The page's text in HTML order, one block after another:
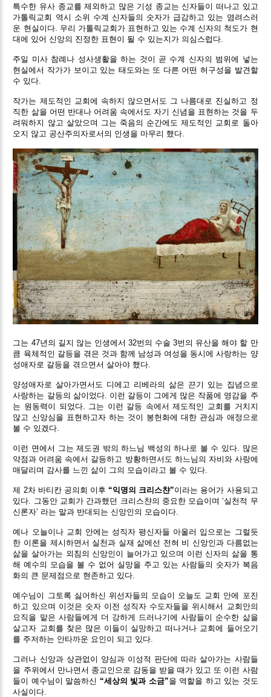
특수한 유사 종교를 제외하고 많은 기성 종교는 신자들이 떠나고 있고
가톨릭교회 역시 소위 수계 신자들의 숫자가 급감하고 있는 염려스러
운 현실이다. 우리 가톨릭교회가 표현하고 있는 수계 신자의 척도가 현
대에 있어 신앙의 진정한 표현이 될 수 있는지가 의심스럽다.
주일 미사 참례나 성사생활을 하는 것이 곧 수계 신자의 범위에 넣는
현실에서 작가가 보이고 있는 태도와는 또 다른 어떤 허구성을 발견할
수 있다.
작가는 제도적인 교회에 속하지 않으면서도 그 나름대로 진실하고 정
직한 삶을 어떤 반대나 어려움 속에서도 자기 신념을 표현하는 것을 두
려워하지 않고 살았으며 그는 죽음의 순간에도 제도적인 교회로 돌아
오지 않고 공산주의자로서의 인생을 마무리 했다.
그는 47년의 길지 않는 인생에서 32번의 수술 3번의 유산을 해야 할 만
큼 육체적인 갈등을 겪은 것과 함께 남성과 여성을 동시에 사랑하는 양
성애자로 갈등을 겪으면서 살아야 했다.
양성애자로 살아가면서도 디에고 리베라의 삶은 끈기 있는 집념으로
사랑하는 갈등의 삶이었다. 이런 갈등이 그에게 많은 작품에 영감을 주
는 원동력이 되었다. 그는 이런 갈등 속에서 제도적인 교회를 거치지
않고 신앙심을 표현하고자 하는 것이 봉헌화에 대한 관심과 애정으로
볼 수 있겠다.
이런 면에서 그는 제도권 밖의 하느님 백성의 하나로 볼 수 있다. 많은
약점과 어려움 속에서 갈등하고 방황하면서도 하느님의 자비와 사랑에
매달리며 감사를 느낀 삶이 그의 모습이라고 볼 수 있다.
제 2차 바티칸 공의회 이후 “익명의 크리스챤”이라는 용어가 사용되고
있다. 그동안 교회가 간과했던 크리스챤의 중요한 모습이며 ‘실천적 무
신론자’ 라는 말과 반대되는 신앙인의 모습이다.
예나 오늘이나 교회 안에는 성직자 평신자들 아울러 입으로는 그럴듯
한 이론을 제시하면서 실천과 실재 삶에선 전혀 비 신앙인과 다름없는
삶을 살아가는 외침의 신앙인이 늘어가고 있으며 이런 신자의 삶을 통
해 예수의 모습을 볼 수 없어 실망을 주고 있는 사람들의 숫자가 복음
화의 큰 문제점으로 현존하고 있다.
예수님이 그토록 싫어하신 위선자들의 모습이 오늘도 교회 안에 포진
하고 있으며 이것은 숫자 이전 성직자 수도자들을 위시해서 교회안의
요직을 맡은 사람들에게 더 강하게 드러나기에 사람들이 순수한 삶을
살고자 교회를 찾은 많은 이들이 실망하고 떠나거나 교회에 들어오기
를 주저하는 안타까운 요인이 되고 있다.
그러나 신앙과 상관없이 양심과 이성적 판단에 따라 살아가는 사람들
을 주위에서 만나면서 종교인으로 감동을 받을 때가 있고 또 이런 사람
들이 예수님이 말씀하신 “세상의 빛과 소금”을 역할을 하고 있는 것도
사실이다.